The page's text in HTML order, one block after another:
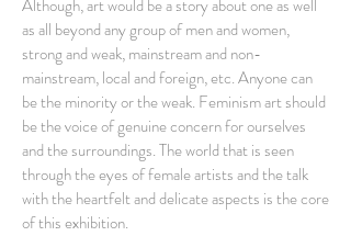
Although, art would be a story about one as well
as all beyond any group of men and women,
strong and weak, mainstream and non-
mainstream, local and foreign, etc. Anyone can
be the minority or the weak. Feminism art should
be the voice of genuine concern for ourselves
and the surroundings. The world that is seen
through the eyes of female artists and the talk
with the heartfelt and delicate aspects is the core
of this exhibition.